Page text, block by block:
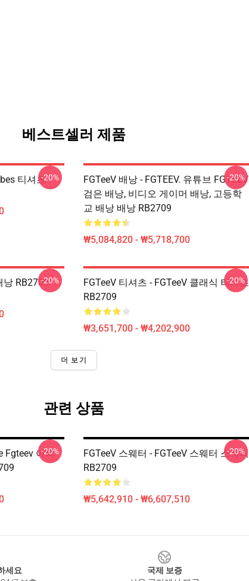
베스트셀러 제품
티셔츠-20%
FGTeeV 배낭 - FGTEEV. 유튜브 FGTEEV
검은 배낭, 비디오 게이머 배낭, 고등학
교 배낭 배낭 RB2709
₩5,084,820 - ₩5,718,700
-20%
낭 RB2709-20%
FGTeeV 티셔츠 - FGTeeV 클래식 티셔츠
RB2709
₩3,651,700 - ₩4,202,900
-20%
더 보기
관련 상품
Fgteev 아빠
-20%
FGTeeV 스웨터 - FGTeeV 스웨터 스웨터
RB2709
₩5,642,910 - ₩6,607,510
-20%
세요
국제 보증